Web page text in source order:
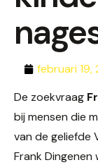
februari 19,
De zoekvraag
bij mensen die
van de geliefde
Frank